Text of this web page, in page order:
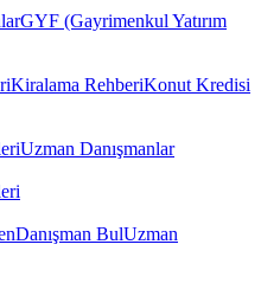
GYF (Gayrimenkul Yatırım
Kiralama RehberiKonut Kredisi
Uzman Danışmanlar
Danışman BulUzman